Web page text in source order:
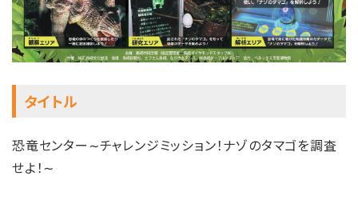
タイトル
恐竜センター∼チャレンジミッション！ナゾのタマゴを調査
せよ！∼